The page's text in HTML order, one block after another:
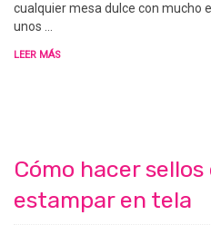
cualquier mesa dulce con mucho
unos …
LEER MÁS
Cómo hacer
estampar en tela